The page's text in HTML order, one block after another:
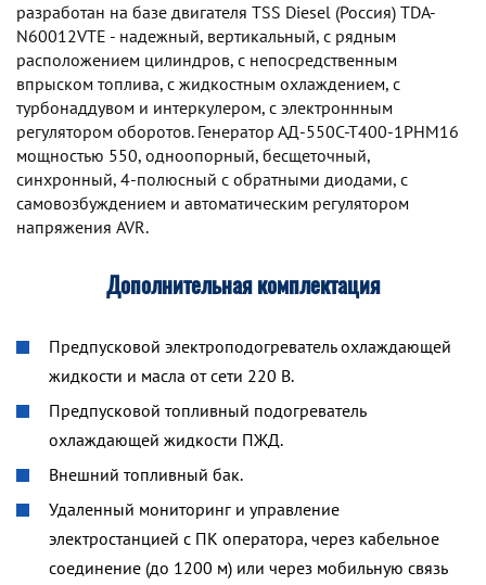
разработан на базе двигателя TSS Diesel (Россия) TDA-
N60012VTE - надежный, вертикальный, с рядным
расположением цилиндров, с непосредственным
впрыском топлива, с жидкостным охлаждением, с
турбонаддувом и интеркулером, с электроннным
регулятором оборотов. Генератор АД-550С-Т400-1РНМ16
мощностью 550, одноопорный, бесщеточный,
синхронный, 4-полюсный с обратными диодами, с
самовозбуждением и автоматическим регулятором
напряжения AVR.
Дополнительная комплектация
Предпусковой электроподогреватель охлаждающей
жидкости и масла от сети 220 В.
Предпусковой топливный подогреватель
охлаждающей жидкости ПЖД.
Внешний топливный бак.
Удаленный мониторинг и управление
электростанцией с ПК оператора, через кабельное
соединение (до 1200 м) или через мобильную связь